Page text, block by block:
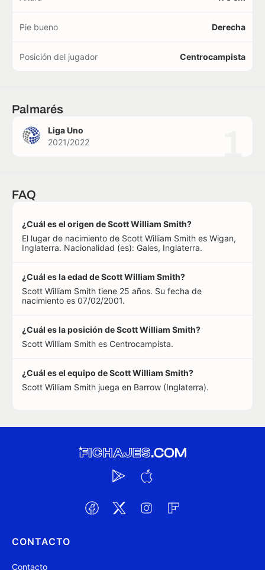
Pie bueno Derecha
Posición del jugador Centrocampista
Palmarés
Liga Uno
2021/2022
FAQ
¿Cuál es el origen de Scott William Smith?
El lugar de nacimiento de Scott William Smith es Wigan,
Inglaterra. Nacionalidad (es): Gales, Inglaterra.
¿Cuál es la edad de Scott William Smith?
Scott William Smith tiene 25 años. Su fecha de
nacimiento es 07/02/2001.
¿Cuál es la posición de Scott William Smith?
Scott William Smith es Centrocampista.
¿Cuál es el equipo de Scott William Smith?
Scott William Smith juega en Barrow (Inglaterra).
CONTACTO
Contacto